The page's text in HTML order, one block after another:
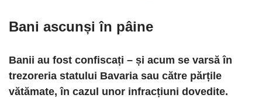
Bani ascunși în pâine
Banii au fost confiscați – și acum se varsă în
trezoreria statului Bavaria sau către părțile
vătămate, în cazul unor infracțiuni dovedite.